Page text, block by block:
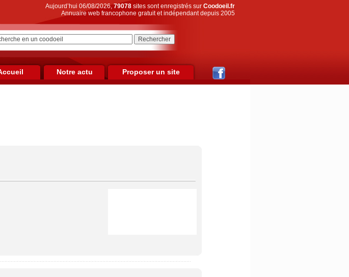
Aujourd’hui 06/08/2026,79078sites sont enregistrés sur Coodoeil.fr
Annuaire web francophone gratuit et indépendant depuis 2005
Notre actu Proposer un site